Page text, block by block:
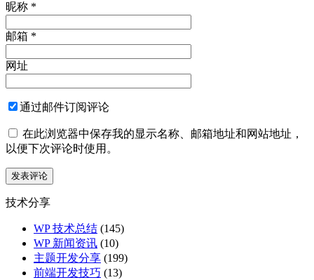
昵称 *
邮箱 *
网址
通过邮件订阅评论
在此浏览器中保存我的显示名称、邮箱地址和网站地址，
以便下次评论时使用。
技术分享
WP 技术总结 (145)
WP 新闻资讯 (10)
主题开发分享 (199)
前端开发技巧 (13)